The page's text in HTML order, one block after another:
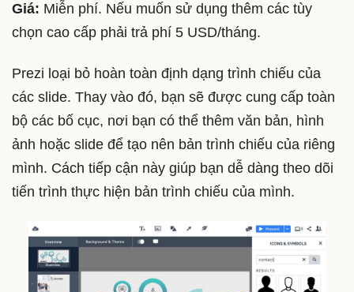
Giá: Miễn phí. Nếu muốn sử dụng thêm các tùy
chọn cao cấp phải trả phí 5 USD/tháng.
Prezi loại bỏ hoàn toàn định dạng trình chiếu của
các slide. Thay vào đó, bạn sẽ được cung cấp toàn
bộ các bố cục, nơi bạn có thể thêm văn bản, hình
ảnh hoặc slide để tạo nên bản trình chiếu của riêng
mình. Cách tiếp cận này giúp bạn dễ dàng theo dõi
tiến trình thực hiện bản trình chiếu của mình.